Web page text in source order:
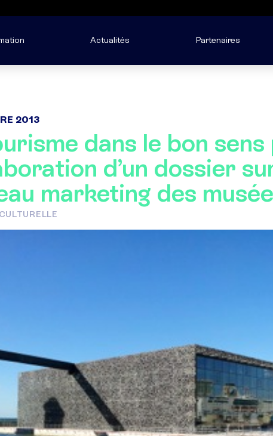
Actualités Partenaires
2013
dans le bon
d’un dossier
marketing des